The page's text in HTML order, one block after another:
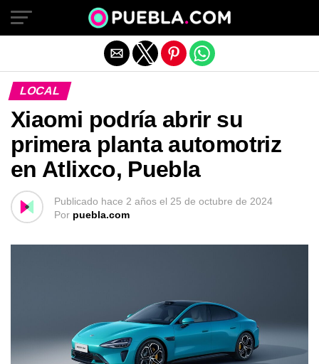
LOCAL
Xiaomi podría abrir su
primera planta automotriz
en Atlixco, Puebla
Publicado hace 2 años el 25 de octubre de 2024
Por puebla.com
Salir de la versión móvil